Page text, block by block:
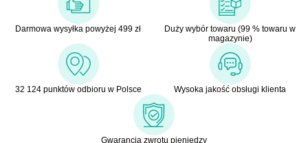
Darmowa wysyłka powyżej 499 zł
Duży wybór towaru (99 % towaru w
magazynie)
32 124 punktów odbioru w Polsce Wysoka jakość obsługi klienta
Gwarancja zwrotu pieniędzy